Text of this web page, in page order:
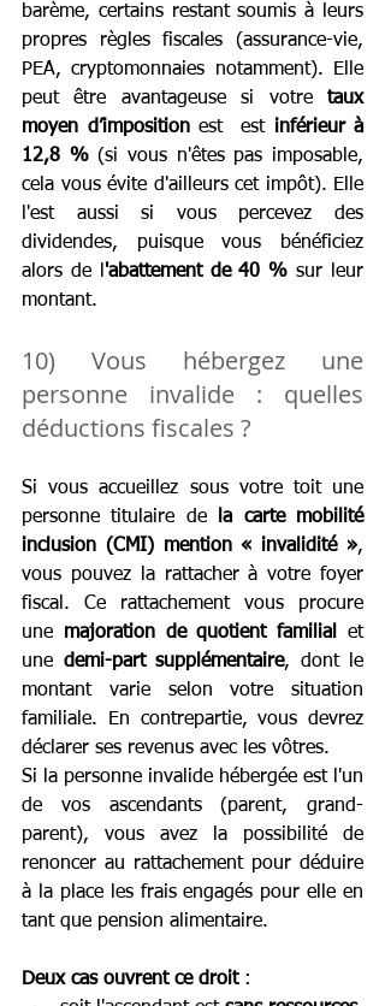
barème, certains restant soumis à leurs
propres règles fiscales (assurance-vie,
PEA, cryptomonnaies notamment). Elle
peut être avantageuse si votre taux
moyen d’imposition est  est inférieur à
12,8 % (si vous n'êtes pas imposable,
cela vous évite d'ailleurs cet impôt). Elle
l'est aussi si vous percevez des
dividendes, puisque vous bénéficiez
alors de l 'abattement de 40 % sur leur
montant.
10) Vous hébergez une
personne invalide : quelles
déductions fiscales ?
Si vous accueillez sous votre toit une
personne titulaire de
la carte mobilité
inclusion (CMI) mention « invalidité »,
vous pouvez la rattacher à votre foyer
fiscal. Ce rattachement vous procure
une majoration de quotient familial
et
une demi-part supplémentaire, dont le
montant varie selon votre situation
familiale. En contrepartie, vous devrez
déclarer ses revenus avec les vôtres.
Si la personne invalide hébergée est l'un
de vos ascendants (parent, grand-
parent), vous avez la possibilité de
renoncer au rattachement pour déduire
à la place les frais engagés pour elle en
tant que pension alimentaire.
Deux cas ouvrent ce droit :